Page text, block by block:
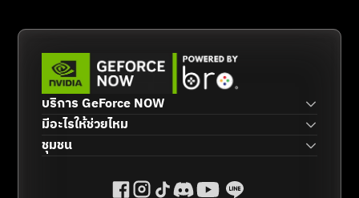
บริการ GeForce NOW
มีอะไรให้ช่วยไหม
ชุมชน